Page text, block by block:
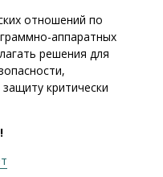
отношений по
аппаратных
решения для
критически